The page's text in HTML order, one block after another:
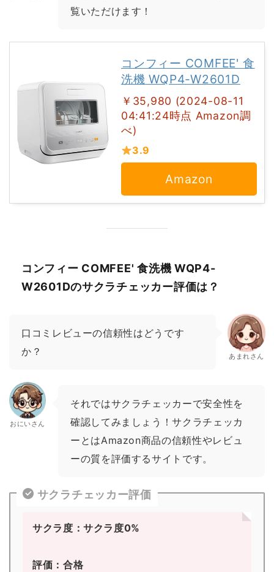
覧いただけます！
コンフィー COMFEE' 食
洗機 WQP4-W2601D
￥35,980 (2024-08-11
04:41:24時点 Amazon調
べ)
3.9
Amazon
コンフィー COMFEE' 食洗機 WQP4-
W2601Dのサクラチェッカー評価は？
口コミレビューの信頼性はどうです
か？
あまれさん
おにいさん
それではサクラチェッカーで安全性を
確認してみましょう！サクラチェッカ
ーとはAmazon商品の信頼性やレビュ
ーの質を評価するサイトです。
サクラチェッカー評価
サクラ度：サクラ度0%
評価：合格